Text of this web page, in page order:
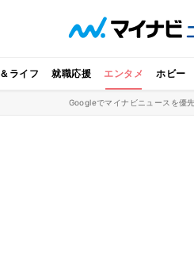
ライフ 就職応援 エンタメ ホビー
Googleでマイナビニュースを優